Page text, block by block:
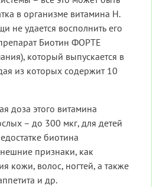
в организме витамина Н.
не удается восполнить его
Биотин ФОРТЕ
который выпускается в
из которых содержит 10
доза этого витамина
– до 300 мкг, для детей
биотина
признаки, как
кожи, волос, ногтей, а также
и др.